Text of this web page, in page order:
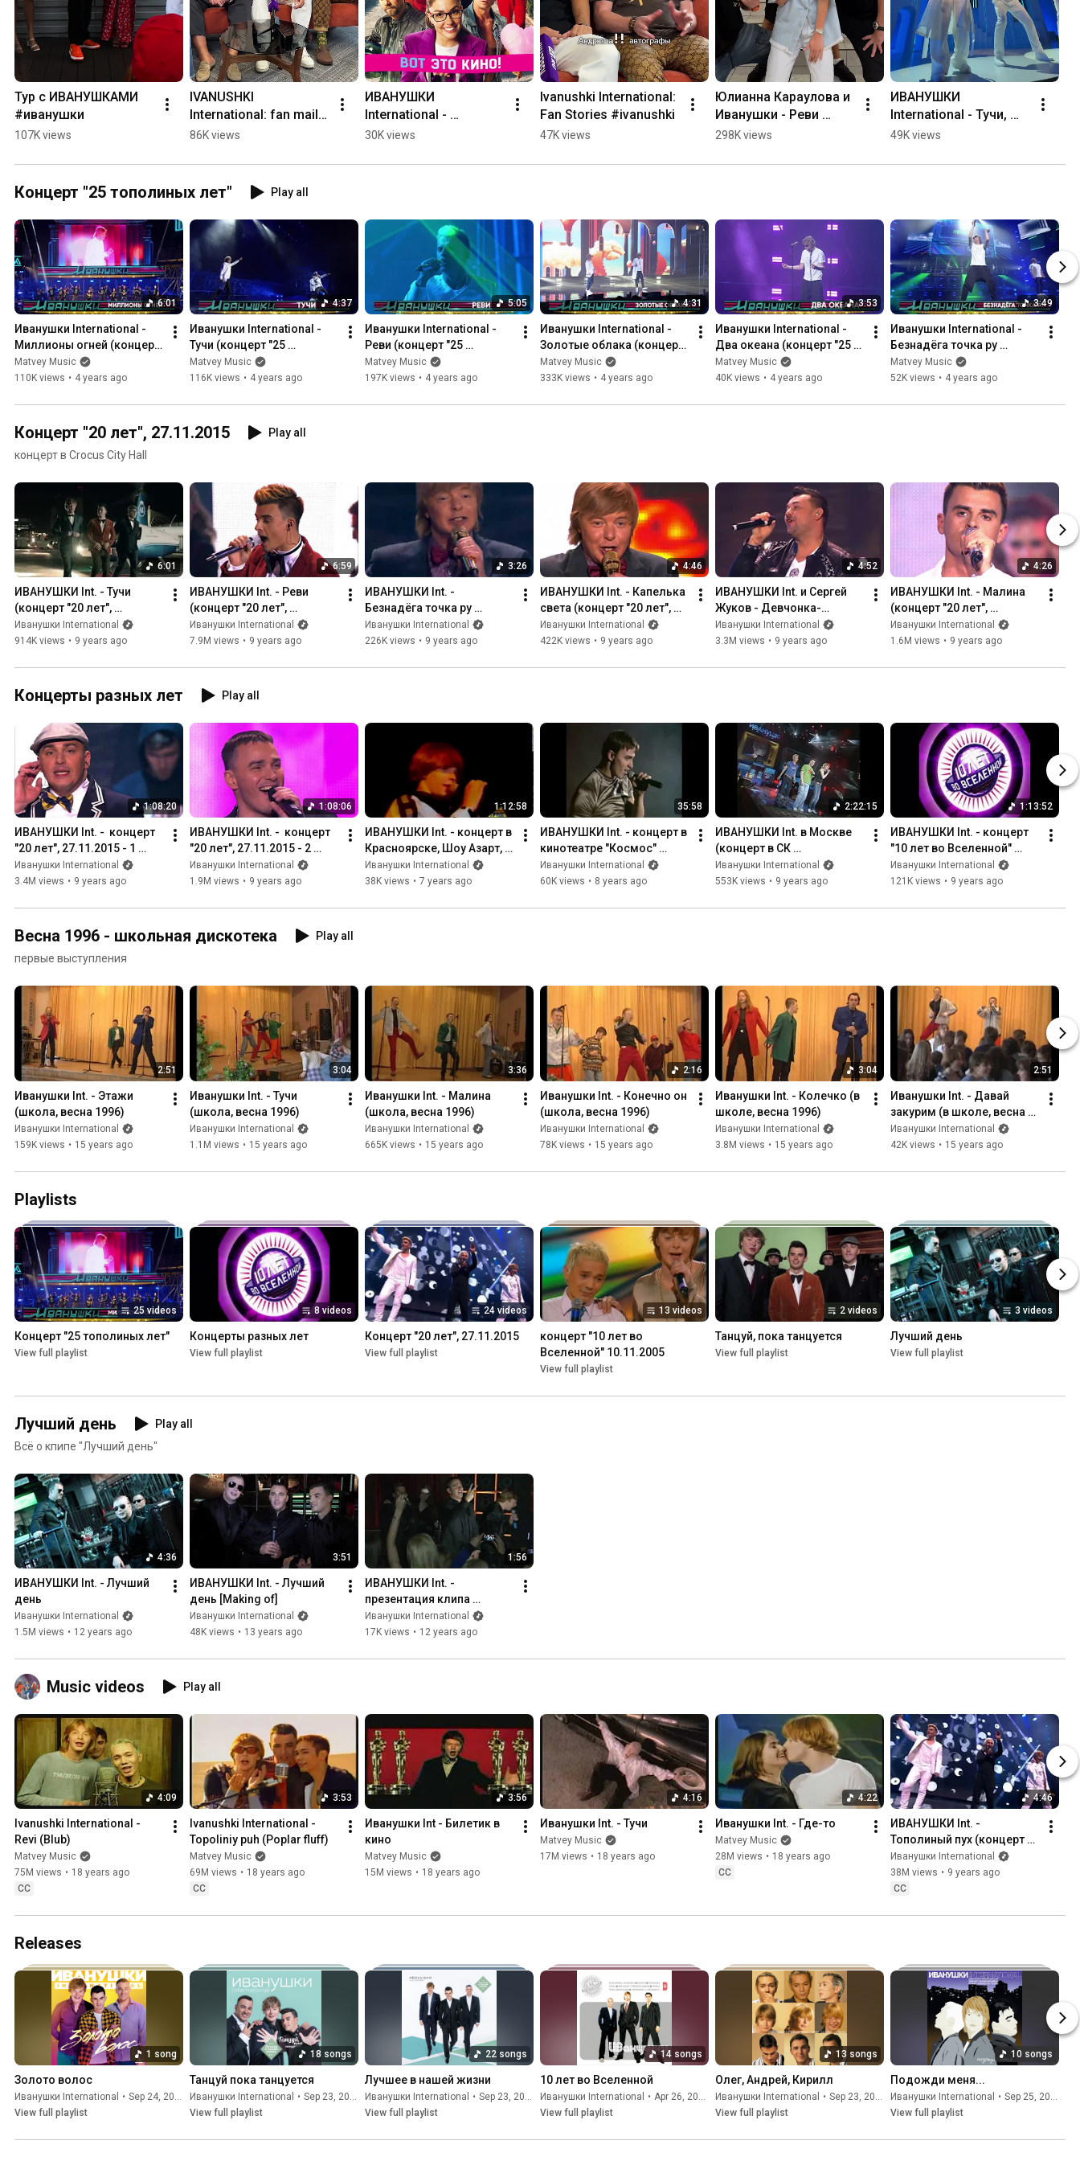
Кирилл Туриченко:
Инстаграм: https://instagram.com/kirillturichenko
Twitter: http://twitter.com/TurichenkoMusic
Тур с ИВАНУШКАМИ
#иванушки
107K views
IVANUSHKI
International: fan mail
#ivanushki
86K views
ИВАНУШКИ
International -
саундтрек "Тур с
#иванушки
30K views
Ivanushki International:
Fan Stories #ivanushki
47K views
Юлианна Караулова и
Иванушки - Реви
(snippet) #иванушки
298K views
ИВАНУШКИ
International - Тучи,
Реви, Тополиный пух
22.05.24)
49K views
Концерт "25 тополиных лет" Play all
6:01
Иванушки International -
Миллионы огней (концерт
"25 тополиных лет")
Matvey Music
110K views • 4 years ago
4:37
Иванушки International -
Тучи (концерт "25
тополиных лет")
Matvey Music
116K views • 4 years ago
5:05
Иванушки International -
Реви (концерт "25
тополиных лет")
Matvey Music
197K views • 4 years ago
4:31
Иванушки International -
Золотые облака (концерт
"25 тополиных лет")
Matvey Music
333K views • 4 years ago
3:53
Иванушки International -
Два океана (концерт "25
тополиных лет")
Matvey Music
40K views • 4 years ago
3:49
Иванушки International -
Безнадёга точка ру
(концерт "25 тополиных
лет")
Matvey Music
52K views • 4 years ago
Концерт "20 лет", 27.11.2015
Play all
концерт в Crocus City Hall
6:01
ИВАНУШКИ Int. - Тучи
(концерт "20 лет",
27.11.2015)
Иванушки International
914K views • 9 years ago
6:59
ИВАНУШКИ Int. - Реви
(концерт "20 лет",
27.11.2015)
Иванушки International
7.9M views • 9 years ago
3:26
ИВАНУШКИ Int. -
Безнадёга точка ру
(концерт "20 лет",
27.11.2015)
Иванушки International
226K views • 9 years ago
4:46
ИВАНУШКИ Int. - Капелька
света (концерт "20 лет",
27.11.2015)
Иванушки International
422K views • 9 years ago
4:52
ИВАНУШКИ Int. и Сергей
Жуков - Девчонка-
девчоночка (концерт "20
лет", 27.11.2015)
Иванушки International
3.3M views • 9 years ago
4:26
ИВАНУШКИ Int. - Малина
(концерт "20 лет",
27.11.2015)
Иванушки International
1.6M views • 9 years ago
Концерты разных лет Play all
1:08:20
ИВАНУШКИ Int. -  концерт
"20 лет", 27.11.2015 - 1
отделение
Иванушки International
3.4M views • 9 years ago
1:08:06
ИВАНУШКИ Int. -  концерт
"20 лет", 27.11.2015 - 2
отделение
Иванушки International
1.9M views • 9 years ago
1:12:58
ИВАНУШКИ Int. - концерт в
Красноярске, Шоу Азарт,
1997
Иванушки International
38K views • 7 years ago
35:58
ИВАНУШКИ Int. - концерт в
кинотеатре "Космос"
(1997)
Иванушки International
60K views • 8 years ago
2:22:15
ИВАНУШКИ Int. в Москве
(концерт в СК
Олимпийский, 22/03/2001)
Иванушки International
553K views • 9 years ago
1:13:52
ИВАНУШКИ Int. - концерт
"10 лет во Вселенной"
[10/11/2005]
Иванушки International
121K views • 9 years ago
Весна 1996 - школьная дискотека
Play all
первые выступления
2:51
Иванушки Int. - Этажи
(школа, весна 1996)
Иванушки International
159K views • 15 years ago
3:04
Иванушки Int. - Тучи
(школа, весна 1996)
Иванушки International
1.1M views • 15 years ago
3:36
Иванушки Int. - Малина
(школа, весна 1996)
Иванушки International
665K views • 15 years ago
2:16
Иванушки Int. - Конечно он
(школа, весна 1996)
Иванушки International
78K views • 15 years ago
3:04
Иванушки Int. - Колечко (в
школе, весна 1996)
Иванушки International
3.8M views • 15 years ago
2:51
Иванушки Int. - Давай
закурим (в школе, весна
1996)
Иванушки International
42K views • 15 years ago
Playlists
25 videos
Концерт "25 тополиных лет"
View full playlist
8 videos
Концерты разных лет
View full playlist
24 videos
Концерт "20 лет", 27.11.2015
View full playlist
13 videos
концерт "10 лет во
Вселенной" 10.11.2005
View full playlist
2 videos
Танцуй, пока танцуется
View full playlist
3 videos
Лучший день
View full playlist
Лучший день
Play all
Всё о кпипе "Лучший день"
4:36
ИВАНУШКИ Int. - Лучший
день
Иванушки International
1.5M views • 12 years ago
3:51
ИВАНУШКИ Int. - Лучший
день [Making of]
Иванушки International
48K views • 13 years ago
1:56
ИВАНУШКИ Int. -
презентация клипа
"Лучший день"
ivanushkiband
Иванушки International
17K views • 12 years ago
Music videos Play all
4:09
Ivanushki International -
Revi (Blub)
Matvey Music
75M views • 18 years ago
CC
3:53
Ivanushki International -
Topoliniy puh (Poplar fluff)
Matvey Music
69M views • 18 years ago
CC
3:56
Иванушки Int - Билетик в
кино
Matvey Music
15M views • 18 years ago
4:16
Иванушки Int. - Тучи
Matvey Music
17M views • 18 years ago
4:22
Иванушки Int. - Где-то
Matvey Music
28M views • 18 years ago
CC
4:46
ИВАНУШКИ Int. -
Тополиный пух (концерт
"20 лет", 27.11.2015)
Иванушки International
38M views • 9 years ago
CC
Releases
1 song
Золото волос
Иванушки International •
Sep 24, 2025
View full playlist
18 songs
Танцуй пока танцуется
Иванушки International •
Sep 23, 2025
View full playlist
22 songs
Лучшее в нашей жизни
Иванушки International •
Sep 23, 2025
View full playlist
14 songs
10 лет во Вселенной
Иванушки International •
Apr 26, 2026
View full playlist
13 songs
Олег, Андрей, Кирилл
Иванушки International •
Sep 23, 2025
View full playlist
10 songs
Подожди меня...
Иванушки International •
Sep 25, 2025
View full playlist